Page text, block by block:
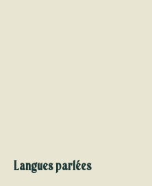
Langues parlées
Langues parlées